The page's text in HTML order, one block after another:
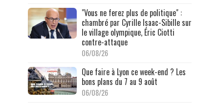
"Vous ne ferez plus de politique" :
chambré par Cyrille Isaac-Sibille sur
le village olympique, Éric Ciotti
contre-attaque
06/08/26
Que faire à Lyon ce week-end ? Les
bons plans du 7 au 9 août
06/08/26